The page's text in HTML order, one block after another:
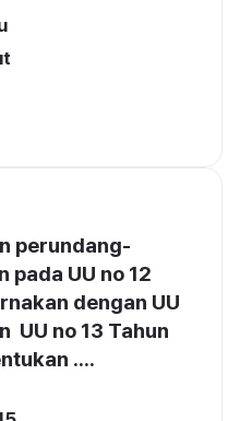
perundang-
pada UU no 12
dengan UU
UU no 13 Tahun
....